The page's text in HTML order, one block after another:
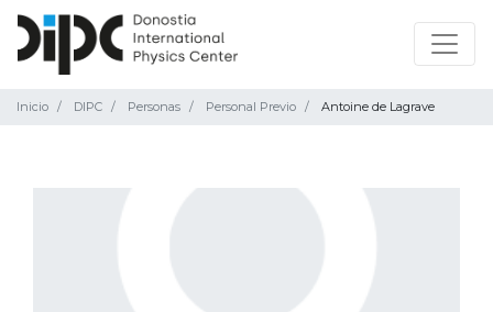
Inicio DIPC Personas Personal Previo Antoine de Lagrave